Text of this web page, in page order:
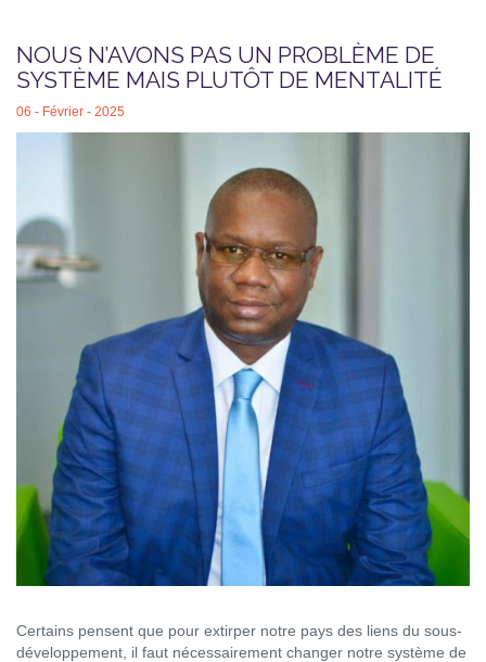
NOUS N’AVONS PAS UN PROBLÈME DE
SYSTÈME MAIS PLUTÔT DE MENTALITÉ
06 - Février - 2025
Certains pensent que pour extirper notre pays des liens du sous-
développement, il faut nécessairement changer notre système de